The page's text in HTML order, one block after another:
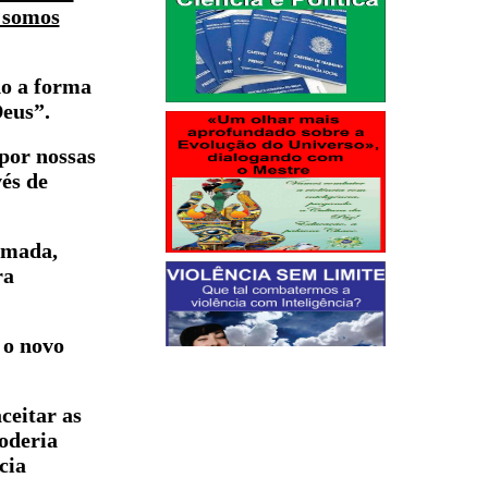
a forma
nossas
de
novo
as